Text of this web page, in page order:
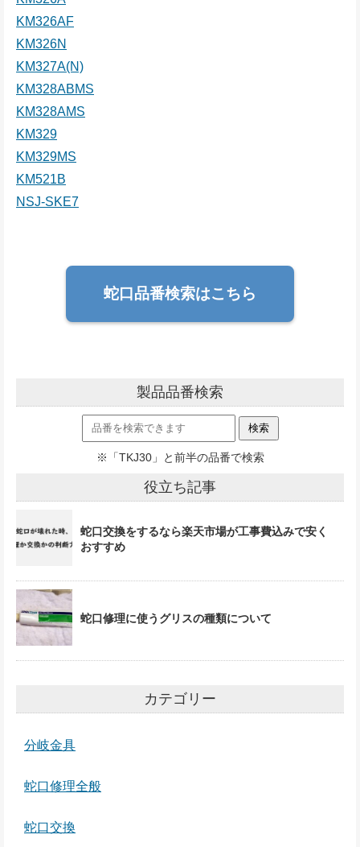
KM326AF
KM326N
KM327A(N)
KM328ABMS
KM328AMS
KM329
KM329MS
KM521B
NSJ-SKE7
蛇口品番検索はこちら
製品品番検索
※「TKJ30」と前半の品番で検索
役立ち記事
蛇口交換をするなら楽天市場が工事費込みで安く
おすすめ
蛇口修理に使うグリスの種類について
カテゴリー
分岐金具
蛇口修理全般
蛇口交換